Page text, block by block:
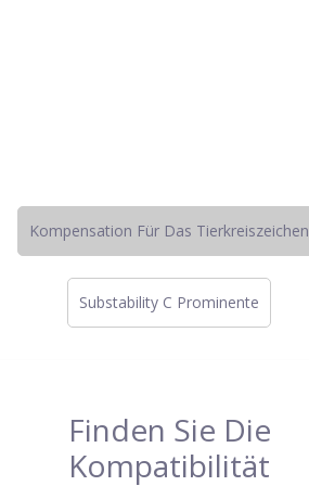
Kompensation Für Das Tierkreiszeichen
Substability C Prominente
Finden Sie Die
Kompatibilität